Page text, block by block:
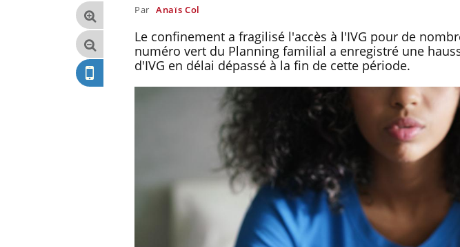
Par Anaïs Col
Le confinement a fragilisé l'accès à l'IVG pour de
numéro vert du Planning familial a enregistré une
d'IVG en délai dépassé à la fin de cette période.